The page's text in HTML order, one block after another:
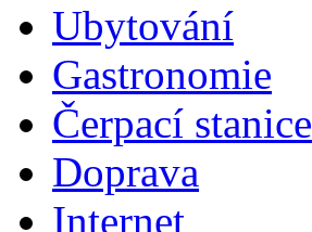
Ubytování
Gastronomie
Čerpací stanice
Doprava
Internet